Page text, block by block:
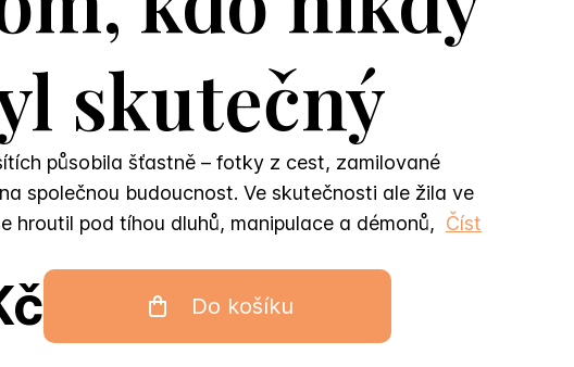
skutečný
působila šťastně – fotky z cest, zamilované
společnou budoucnost. Ve skutečnosti ale žila ve
hroutil pod tíhou dluhů, manipulace a démonů, Číst
Do košíku